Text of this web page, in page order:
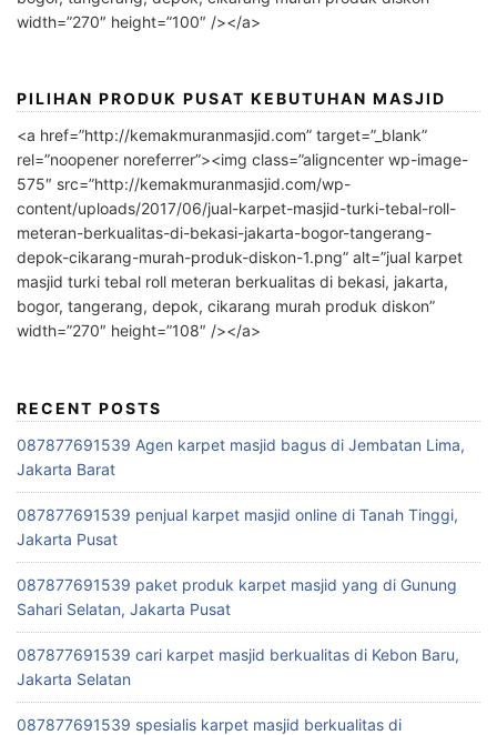
width=”270″ height=”100″ /></a>
PILIHAN PRODUK PUSAT KEBUTUHAN MASJID
<a href=”http://kemakmuranmasjid.com” target=”_blank”
rel=”noopener noreferrer”><img class=”aligncenter wp-image-
575″ src=”http://kemakmuranmasjid.com/wp-
content/uploads/2017/06/jual-karpet-masjid-turki-tebal-roll-
meteran-berkualitas-di-bekasi-jakarta-bogor-tangerang-
depok-cikarang-murah-produk-diskon-1.png” alt=”jual karpet
masjid turki tebal roll meteran berkualitas di bekasi, jakarta,
bogor, tangerang, depok, cikarang murah produk diskon”
width=”270″ height=”108″ /></a>
RECENT POSTS
087877691539 Agen karpet masjid bagus di Jembatan Lima,
Jakarta Barat
087877691539 penjual karpet masjid online di Tanah Tinggi,
Jakarta Pusat
087877691539 paket produk karpet masjid yang di Gunung
Sahari Selatan, Jakarta Pusat
087877691539 cari karpet masjid berkualitas di Kebon Baru,
Jakarta Selatan
087877691539 spesialis karpet masjid berkualitas di